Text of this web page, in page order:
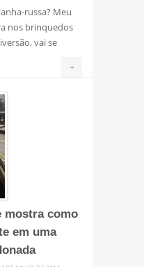
russa? Meu
nos brinquedos
vai se
+
mostra como
em uma